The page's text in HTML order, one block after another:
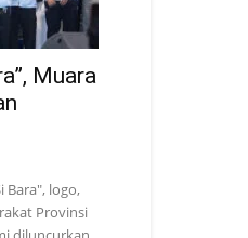
Muara
Bara", logo,
Provinsi